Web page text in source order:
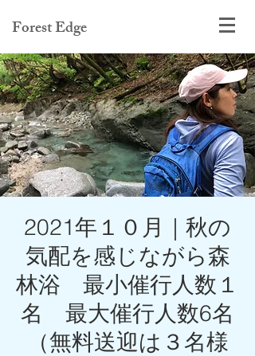
Forest Edge
2021年１０月｜秋の
気配を感じながら森
林浴 最小催行人数１
名 最大催行人数6名
（無料送迎は３名様